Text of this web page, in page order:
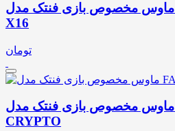
ماوس مخصوص بازی فنتک مدل FANTECH THOR ll
X16
تومان
ماوس مخصوص بازی فنتک مدل FANTECH VX7
CRYPTO